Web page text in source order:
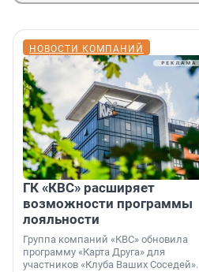
НОВОСТИ КОМПАНИЙ
ГК «КВС» расширяет
возможности программы
лояльности
Группа компаний «КВС» обновила
программу «Карта Друга» для
участников «Клуба Ваших Соседей».